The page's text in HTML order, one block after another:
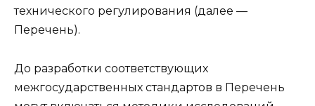
технического регулирования (далее —
Перечень).
До разработки соответствующих
межгосударственных стандартов в Перечень